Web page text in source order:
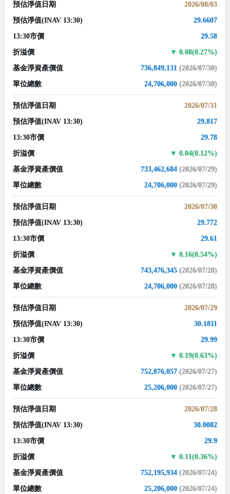
預估淨值日期 2026/08/03
預估淨值(INAV 13:30) 29.6607
13:30市價 29.58
折溢價 0.08(0.27%)
基金淨資產價值 736,849,131 (2026/07/30)
單位總數 24,706,000 (2026/07/30)
預估淨值日期 2026/07/31
預估淨值(INAV 13:30) 29.817
13:30市價 29.78
折溢價 0.04(0.12%)
基金淨資產價值 733,462,684 (2026/07/29)
單位總數 24,706,000 (2026/07/29)
預估淨值日期 2026/07/30
預估淨值(INAV 13:30) 29.772
13:30市價 29.61
折溢價 0.16(0.54%)
基金淨資產價值 743,476,345 (2026/07/28)
單位總數 24,706,000 (2026/07/28)
預估淨值日期 2026/07/29
預估淨值(INAV 13:30) 30.1811
13:30市價 29.99
折溢價 0.19(0.63%)
基金淨資產價值 752,876,057 (2026/07/27)
單位總數 25,206,000 (2026/07/27)
預估淨值日期 2026/07/28
預估淨值(INAV 13:30) 30.0082
13:30市價 29.9
折溢價 0.11(0.36%)
基金淨資產價值 752,195,934 (2026/07/24)
單位總數 25,206,000 (2026/07/24)